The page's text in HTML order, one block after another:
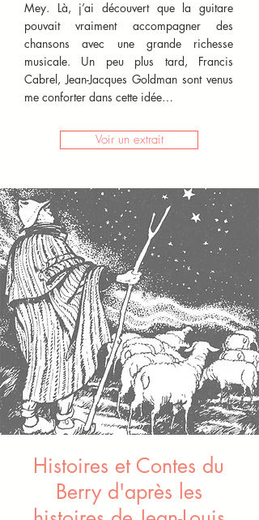
Mey. Là, j’ai découvert que la guitare
pouvait vraiment accompagner des
chansons avec une grande richesse
musicale. Un peu plus tard, Francis
Cabrel, Jean-Jacques Goldman sont venus
me conforter dans cette idée…
Voir un extrait
Histoires et Contes du
Berry d'après les